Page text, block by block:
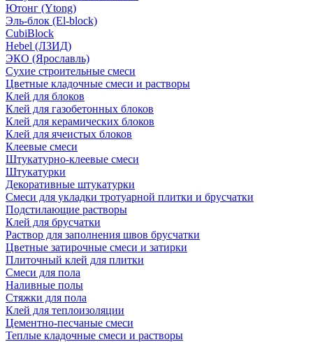
Ютонг (Ytong)
Эль-блок (El-block)
CubiBlock
Hebel (ЛЗИД)
ЭКО (Ярославль)
Сухие строительные смеси
Цветные кладочные смеси и растворы
Клей для блоков
Клей для газобетонных блоков
Клей для керамических блоков
Клей для ячеистых блоков
Клеевые смеси
Штукатурно-клеевые смеси
Штукатурки
Декоративные штукатурки
Смеси для укладки тротуарной плитки и брусчатки
Подстилающие растворы
Клей для брусчатки
Раствор для заполнения швов брусчатки
Цветные затирочные смеси и затирки
Плиточный клей для плитки
Смеси для пола
Наливные полы
Стяжки для пола
Клей для теплоизоляции
Цементно-песчаные смеси
Теплые кладочные смеси и растворы